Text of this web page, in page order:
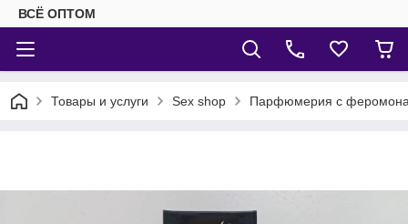
ВСЁ ОПТОМ
Товары и услуги Sex shop Парфюмерия с